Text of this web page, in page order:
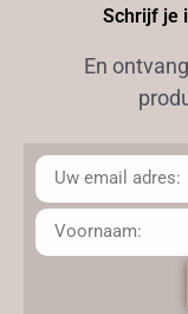
Schrijf je
En